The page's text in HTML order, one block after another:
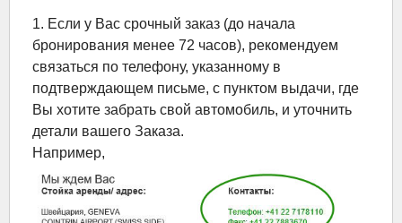
1. Если у Вас срочный заказ (до начала
бронирования менее 72 часов), рекомендуем
связаться по телефону, указанному в
подтверждающем письме, с пунктом выдачи, где
Вы хотите забрать свой автомобиль, и уточнить
детали вашего Заказа.
Например,